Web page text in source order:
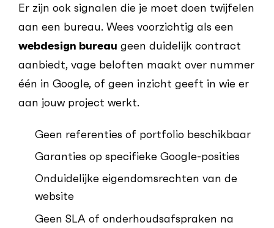
Er zijn ook signalen die je moet doen twijfelen
aan een bureau. Wees voorzichtig als een
webdesign bureau geen duidelijk contract
aanbiedt, vage beloften maakt over nummer
één in Google, of geen inzicht geeft in wie er
aan jouw project werkt.
Geen referenties of portfolio beschikbaar
Garanties op specifieke Google-posities
Onduidelijke eigendomsrechten van de
website
Geen SLA of onderhoudsafspraken na